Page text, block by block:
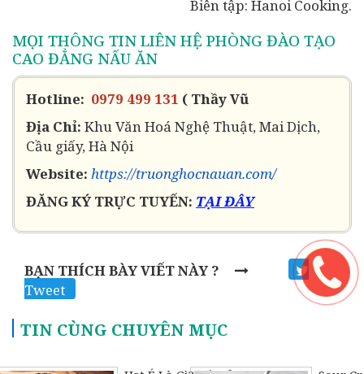
Biên tập: Hanoi Cooking.
MỌI THÔNG TIN LIÊN HỆ PHÒNG ĐÀO TẠO
CAO ĐẲNG NẤU ĂN
Hotline: 0979 499 131 ( Thầy Vũ
Địa Chỉ: Khu Văn Hoá Nghệ Thuật, Mai Dịch,
Cầu giấy, Hà Nội
Website: https://truonghocnauan.com/
ĐĂNG KÝ TRỰC TUYẾN: TẠI ĐÂY
BẠN THÍCH BÀY VIẾT NÀY ?
Tweet
TIN CÙNG CHUYÊN MỤC